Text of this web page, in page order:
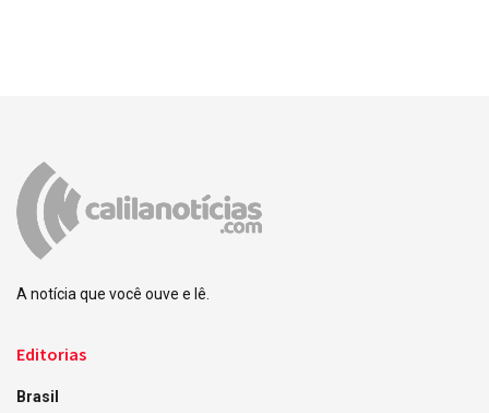
A notícia que você ouve e lê.
Editorias
Brasil